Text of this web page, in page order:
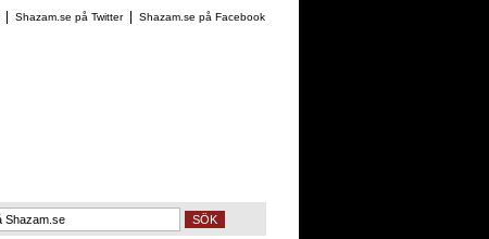
Shazam.se på Facebook
Shazam.se på Twitter
SÖK